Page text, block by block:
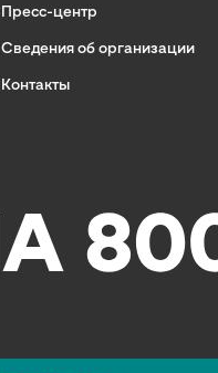
Пресс-центр
Сведения об организации
Контакты